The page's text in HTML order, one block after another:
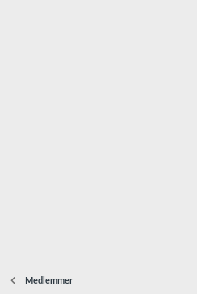
Medlemmer